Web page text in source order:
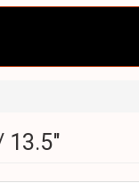
13.5"